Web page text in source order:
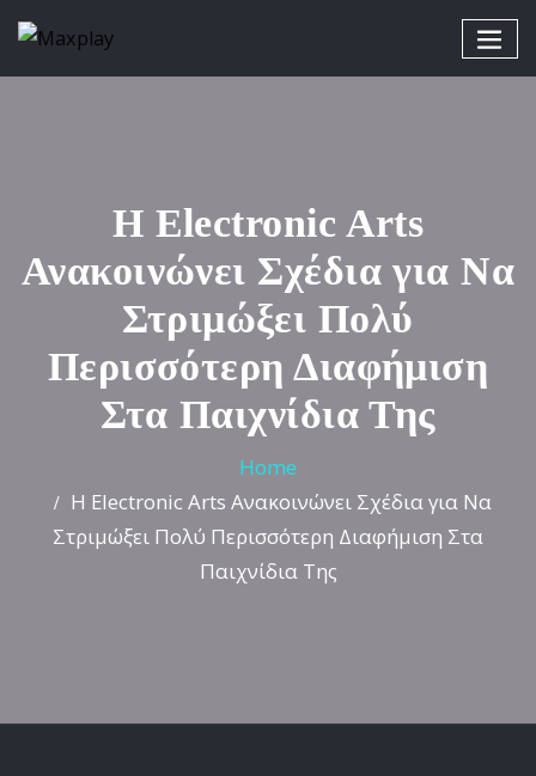
Η Electronic Arts
Ανακοινώνει Σχέδια για Να
Στριμώξει Πολύ
Περισσότερη Διαφήμιση
Στα Παιχνίδια Της
Home
Η Electronic Arts Ανακοινώνει Σχέδια για Να
Στριμώξει Πολύ Περισσότερη Διαφήμιση Στα
Παιχνίδια Της